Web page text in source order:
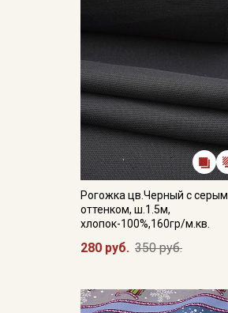
Рогожка цв.Черный с серым
оттенком, ш.1.5м,
хлопок-100%,160гр/м.кв.
280 руб. 350 руб.